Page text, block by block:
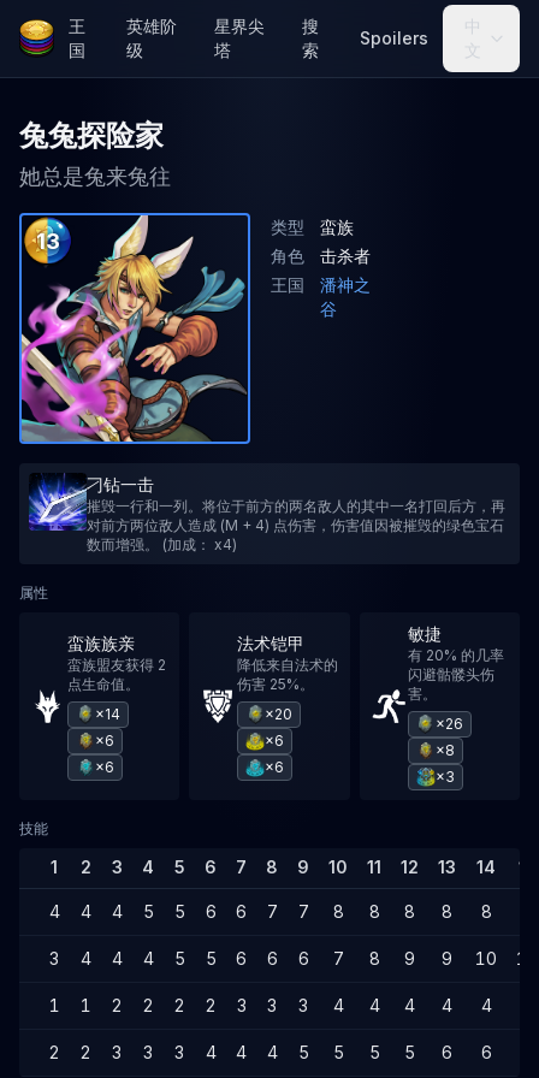
王
国
英雄阶
级
星界尖
塔
搜
索
Spoilers
中
文
兔兔探险家
她总是兔来兔往
13
类型
蛮族
角色
击杀者
王国
潘神之
谷
刁钻一击
摧毁一行和一列。将位于前方的两名敌人的其中一名打回后方，再
对前方两位敌人造成 (M + 4) 点伤害，伤害值因被摧毁的绿色宝石
数而增强。 (加成： x4)
属性
蛮族族亲
蛮族盟友获得 2
点生命值。
×14
×6
×6
法术铠甲
降低来自法术的
伤害 25%。
×20
×6
×6
敏捷
有 20% 的几率
闪避骷髅头伤
害。
×26
×8
×3
技能
1 2 3 4 5 6 7 8 9 10 11 12 13 14 15
4 4 4 5 5 6 6 7 7 8 8 8 8 8
3 4 4 4 5 5 6 6 6 7 8 9 9 10 10
1 1 2 2 2 2 3 3 3 4 4 4 4 4
2 2 3 3 3 4 4 4 5 5 5 5 6 6